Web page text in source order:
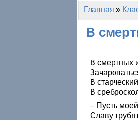
Вы здесь
Главная »
В
В смертных
В
В
– Пусть
Славу